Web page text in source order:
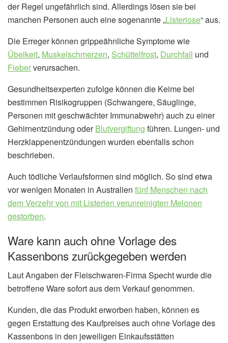
der Regel ungefährlich sind. Allerdings lösen sie bei
manchen Personen auch eine sogenannte „Listeriose“ aus.
Die Erreger können grippeähnliche Symptome wie
Übelkeit, Muskelschmerzen, Schüttelfrost, Durchfall und
Fieberverursachen.
Gesundheitsexperten zufolge können die Keime bei
bestimmen Risikogruppen (Schwangere, Säuglinge,
Personen mit geschwächter Immunabwehr) auch zu einer
Gehirnentzündung oderBlutvergiftung führen. Lungen- und
Herzklappenentzündungen wurden ebenfalls schon
beschrieben.
Auch tödliche Verlaufsformen sind möglich. So sind etwa
vor wenigen Monaten in Australien fünf Menschen nach
dem Verzehr von mit Listerien verunreinigten Melonen
gestorben.
Ware kann auch ohne Vorlage des
Kassenbons zurückgegeben werden
Laut Angaben der Fleischwaren-Firma Specht wurde die
betroffene Ware sofort aus dem Verkauf genommen.
Kunden, die das Produkt erworben haben, können es
gegen Erstattung des Kaufpreises auch ohne Vorlage des
Kassenbons in den jeweiligen Einkaufsstätten